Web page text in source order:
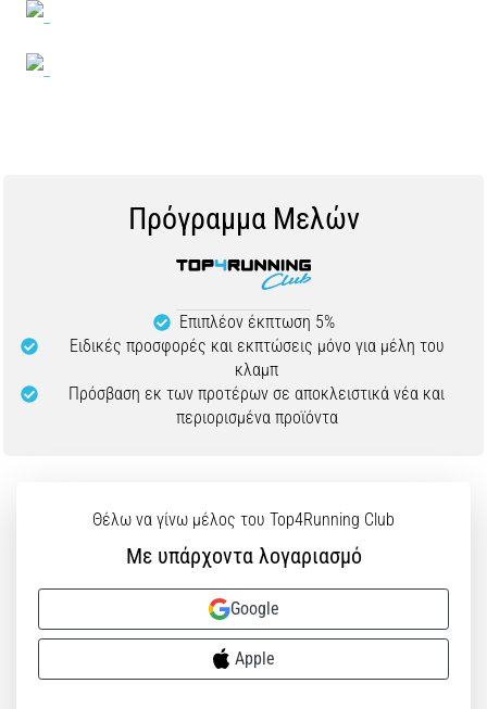
Πρόγραμμα Μελών
Επιπλέον έκπτωση 5%
Ειδικές προσφορές και εκπτώσεις μόνο για μέλη του
κλαμπ
Πρόσβαση εκ των προτέρων σε αποκλειστικά νέα και
περιορισμένα προϊόντα
Θέλω να γίνω μέλος του Top4Running Club
Με υπάρχοντα λογαριασμό
Google
Apple